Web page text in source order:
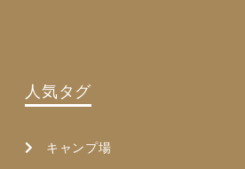
人気タグ
キャンプ場